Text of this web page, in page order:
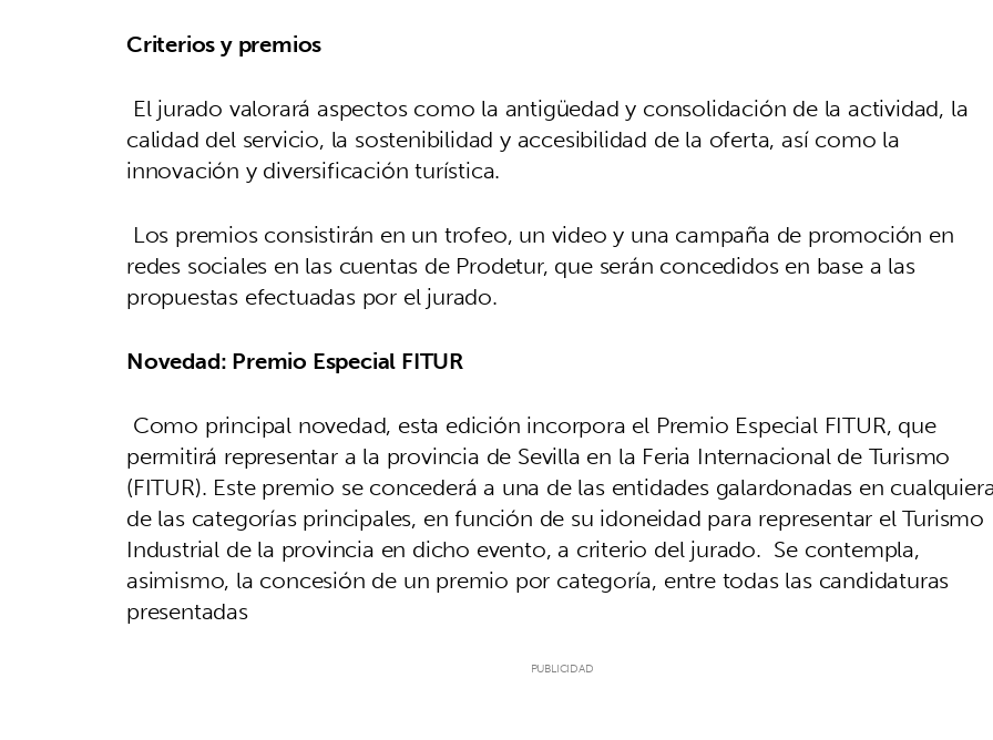
Criterios y premios
El jurado valorará aspectos como la antigüedad y consolidación de la actividad, la
calidad del servicio, la sostenibilidad y accesibilidad de la oferta, así como la
innovación y diversificación turística.
Los premios consistirán en un trofeo, un video y una campaña de promoción en
redes sociales en las cuentas de Prodetur, que serán concedidos en base a las
propuestas efectuadas por el jurado.
Novedad: Premio Especial FITUR
Como principal novedad, esta edición incorpora el Premio Especial FITUR, que
permitirá representar a la provincia de Sevilla en la Feria Internacional de Turismo
(FITUR). Este premio se concederá a una de las entidades galardonadas en
de las categorías principales, en función de su idoneidad para representar el Turismo
Industrial de la provincia en dicho evento, a criterio del jurado. Se contempla,
asimismo, la concesión de un premio por categoría, entre todas las candidaturas
presentadas